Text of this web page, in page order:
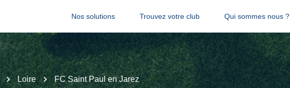
Nos solutions Trouvez votre club Qui sommes nous ?
Loire FC Saint Paul en Jarez